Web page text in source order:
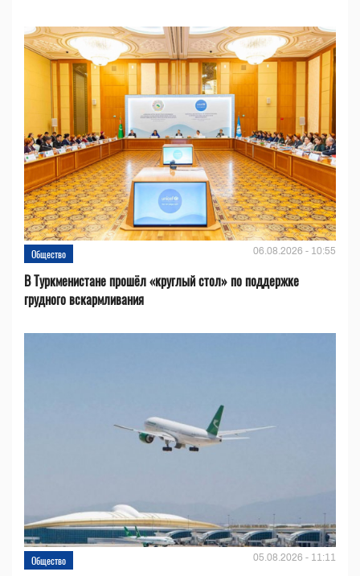
Общество 06.08.2026 - 10:55
В Туркменистане прошёл «круглый стол» по поддержке
грудного вскармливания
Общество 05.08.2026 - 11:11